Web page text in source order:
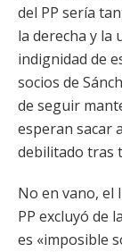
del PP sería
la derecha y la
indignidad de
socios de
de seguir
esperan sacar
debilitado tras
No en vano, el
PP excluyó de
es «imposible